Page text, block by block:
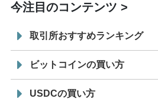
今注目のコンテンツ
取引所おすすめランキング
ビットコインの買い方
USDCの買い方